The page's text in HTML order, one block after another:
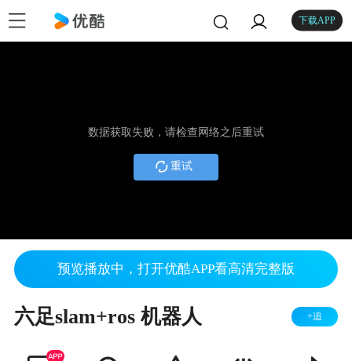
下载APP
数据获取失败，请检查网络之后重试
重试
预览播放中，打开优酷APP看高清完整版
六足slam+ros 机器人 +追